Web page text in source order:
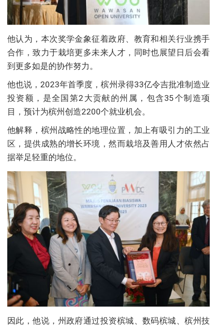
他认为，本次奖学金象征着政府、教育和相关行业携手
合作，致力于栽培更多未来人才，同时也展望日后会看
到更多如是的协作努力。
他也说，2023年首季度，槟州录得33亿令吉批准制造业
投资额，是全国第2大贡献的州属，包含35个制造项
目，预计为槟州创造2200个就业机会。
他解释，槟州战略性的地理位置，加上有吸引力的工业
区，提供成熟的增长环境，然而栽培及善用人才依然占
据举足轻重的地位。
因此，他说，州政府通过投资槟城、数码槟城、槟州技